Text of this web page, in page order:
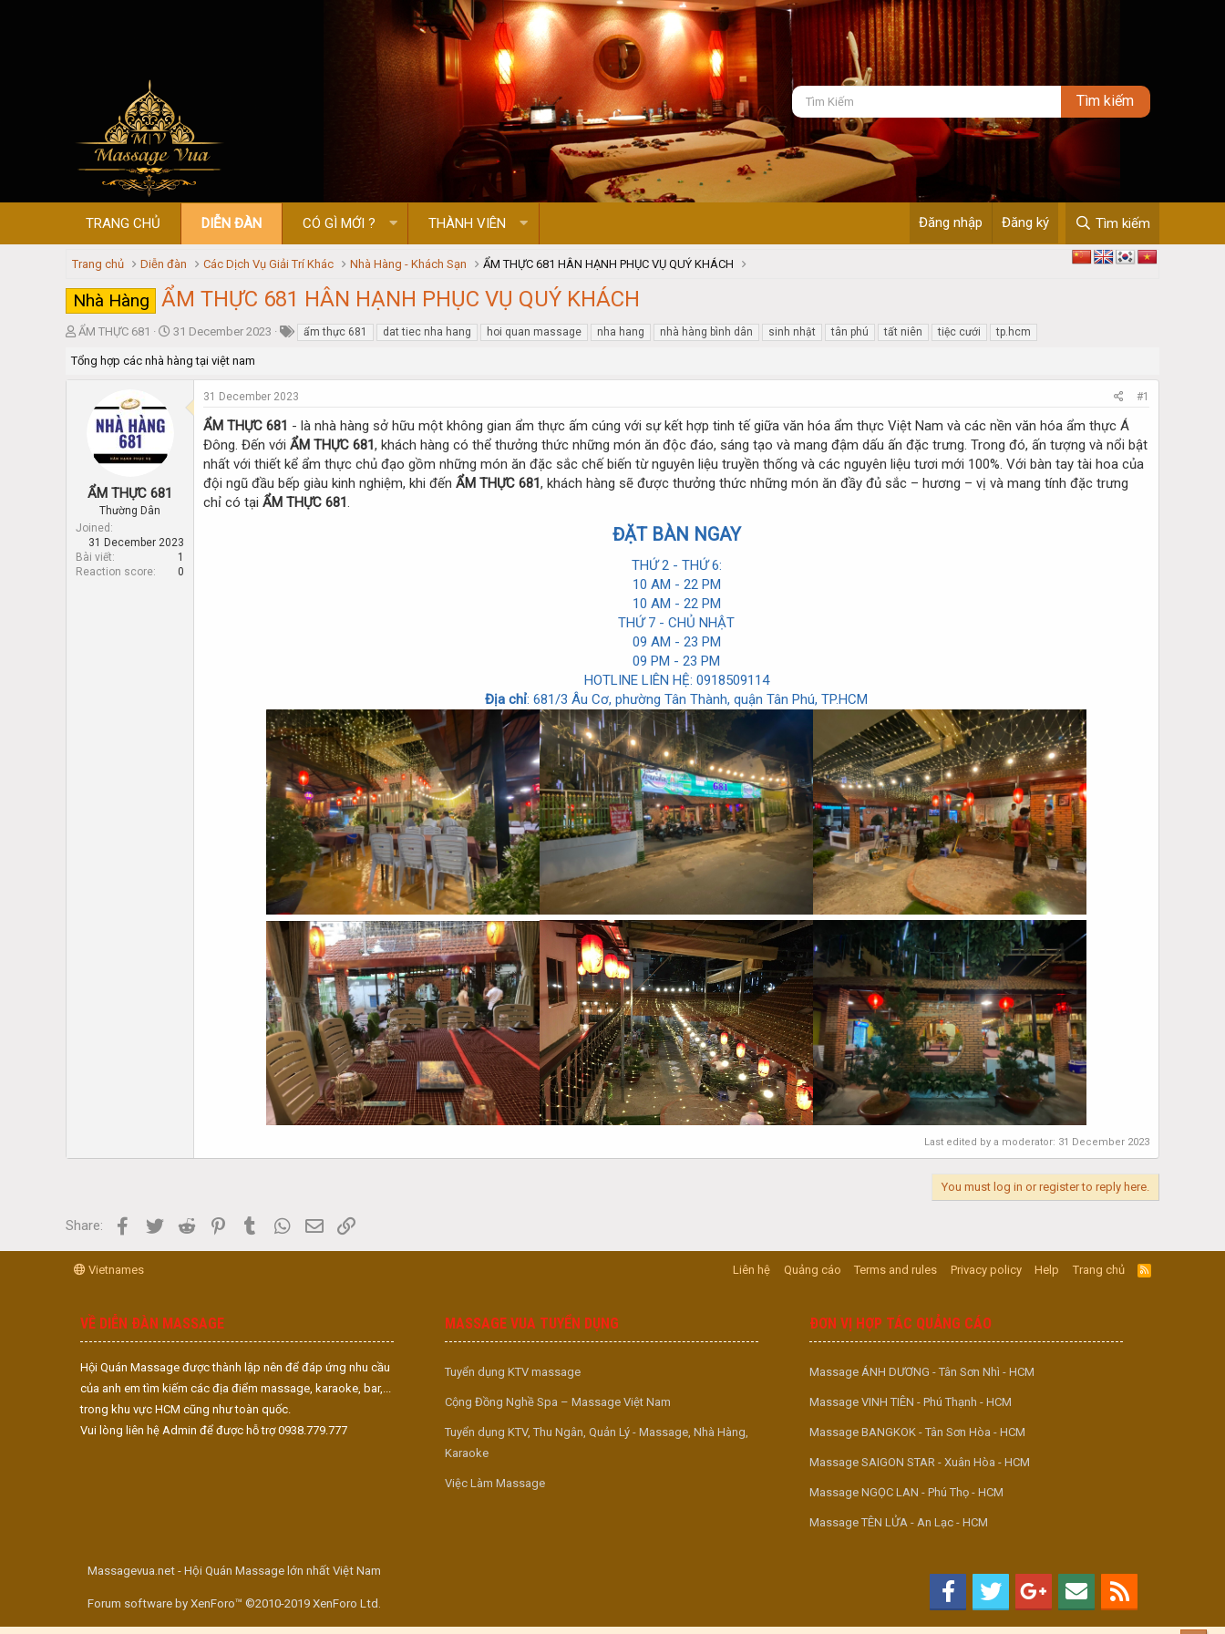
TRANG CHỦ DIỄN ĐÀN CÓ GÌ MỚI ? THÀNH VIÊN Đăng nhập Đăng ký Tìm kiếm
Trang chủ Diễn đàn Các Dịch Vụ Giải Trí Khác Nhà Hàng - Khách Sạn ẨM THỰC 681 HÂN HẠNH PHỤC VỤ QUÝ KHÁCH
Nhà Hàng ẨM THỰC 681 HÂN HẠNH PHỤC VỤ QUÝ KHÁCH
T
r
r
ẨM THỰC 681
S
a
31 December 2023 ẩm thực 681 dat tiec nha hang hoi quan massage nha hang nhà hàng bình dân sinh nhật tân phú tất niên tiệc cưới tp.hcm
Tổng hợp các nhà hàng tại việt nam
ẨM THỰC 681
Thường Dân
Joined
31 December 2023
Bài viết
1
Reaction score
0
31 December 2023 #1
ẨM THỰC 681 - là nhà hàng sở hữu một không gian ẩm thực ấm cúng với sự kết hợp tinh tế giữa văn hóa ẩm thực Việt Nam và các nền văn hóa ẩm thực Á
Đông. Đến với ẨM THỰC 681, khách hàng có thể thưởng thức những món ăn độc đáo, sáng tạo và mang đậm dấu ấn đặc trưng. Trong đó, ấn tượng và nổi bật
nhất với thiết kể ẩm thực chủ đạo gồm những món ăn đặc sắc chế biến từ nguyên liệu truyền thống và các nguyên liệu tươi mới 100%. Với bàn tay tài hoa của
đội ngũ đầu bếp giàu kinh nghiệm, khi đến ẨM THỰC 681, khách hàng sẽ được thưởng thức những món ăn đầy đủ sắc – hương – vị và mang tính đặc trưng
chỉ có tại ẨM THỰC 681.
ĐẶT BÀN NGAY
THỨ 2 - THỨ 6:
10 AM - 22 PM
10 AM - 22 PM
THỨ 7 - CHỦ NHẬT
09 AM - 23 PM
09 PM - 23 PM
HOTLINE LIÊN HỆ: 0918509114
Địa chỉ: 681/3 Âu Cơ, phường Tân Thành, quận Tân Phú, TP.HCM
Last edited by a moderator: 31 December 2023
You must log in or register to reply here.
Share: Facebook
Twitter Reddit PinterestTumblr WhatsApp
Email
Vietnames Liên hệ Quảng cáo Terms and rules Privacy policy Help Trang chủ
R
S
VỀ DIỄN ĐÀN MASSAGE
Hội Quán Massage được thành lập nên để đáp ứng nhu cầu
của anh em tìm kiếm các địa điểm massage, karaoke, bar,...
trong khu vực HCM cũng như toàn quốc.
Vui lòng liên hệ Admin để được hỗ trợ 0938.779.777
MASSAGE VUA TUYỂN DỤNG
Tuyển dụng KTV massage
Cộng Đồng Nghề Spa – Massage Việt Nam
Tuyển dụng KTV, Thu Ngân, Quản Lý - Massage, Nhà Hàng,
Karaoke
Việc Làm Massage
ĐƠN VỊ HỢP TÁC QUẢNG CÁO
Massage ÁNH DƯƠNG - Tân Sơn Nhì - HCM
Massage VINH TIÊN - Phú Thạnh - HCM
Massage BANGKOK - Tân Sơn Hòa - HCM
Massage SAIGON STAR - Xuân Hòa - HCM
Massage NGỌC LAN - Phú Thọ - HCM
Massage TÊN LỬA - An Lạc - HCM
Massagevua.net - Hội Quán Massage lớn nhất Việt Nam
Forum software by XenForo™ ©2010-2019 XenForo Ltd.